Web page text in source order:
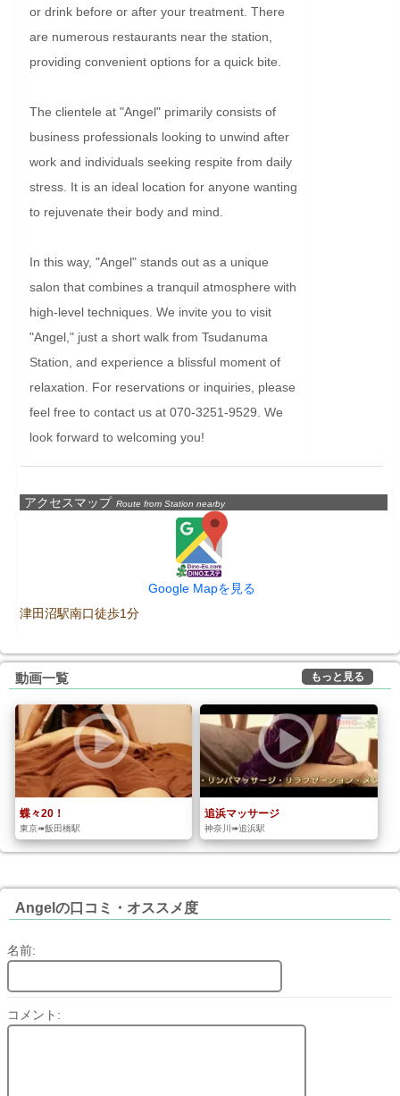
or drink before or after your treatment. There
are numerous restaurants near the station,
providing convenient options for a quick bite.
The clientele at "Angel" primarily consists of
business professionals looking to unwind after
work and individuals seeking respite from daily
stress. It is an ideal location for anyone wanting
to rejuvenate their body and mind.
In this way, "Angel" stands out as a unique
salon that combines a tranquil atmosphere with
high-level techniques. We invite you to visit
"Angel," just a short walk from Tsudanuma
Station, and experience a blissful moment of
relaxation. For reservations or inquiries, please
feel free to contact us at 070-3251-9529. We
look forward to welcoming you!
アクセスマップ Route from Station nearby
Google Mapを見る
津田沼駅南口徒歩1分
動画一覧 もっと見る
蝶々20！
東京➠飯田橋駅
追浜マッサージ
神奈川➠追浜駅
Angelの口コミ・オススメ度
名前:
コメント: